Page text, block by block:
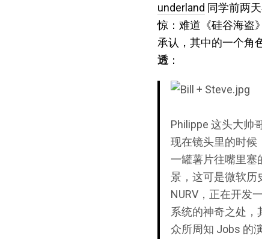
underland 同学前两
惊：难道《硅谷海盗
承认，其中的一个角
透 ：
Philippe 这头大帅
现在镜头里的时候
一罐薯片往嘴里塞
景，这可是微软历
NURV，正在开发
系统的神奇之处，
众所周知 Jobs 的